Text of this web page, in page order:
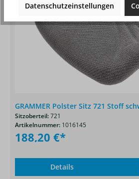
GRAMMER Polster Sitz 721 Stoff
Sitzoberteil:721
Artikelnummer: 1016145
188,20 €*
Details
Datenschutzeinstellungen